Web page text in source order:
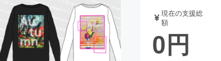
テクノロジー・ガジェット
映像・映画 書籍・雑誌
現在の支援総
額
0円